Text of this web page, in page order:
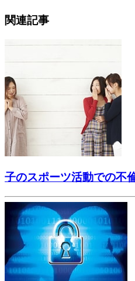
関連記事
子のスポーツ活動での不